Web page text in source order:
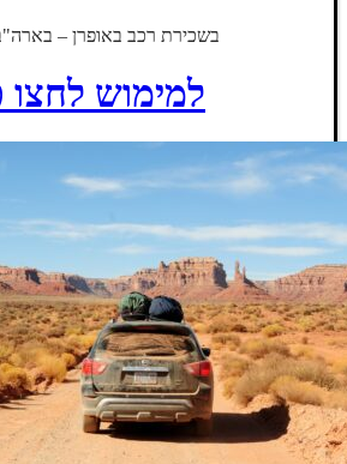
בשכירת רכב באופרן –
למימוש לחצו